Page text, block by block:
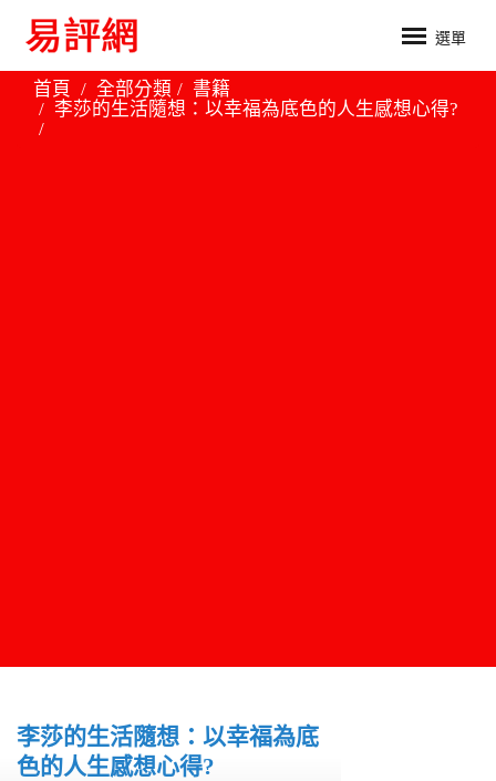
選單
首頁 全部分類
書籍
李莎的生活隨想：以幸福為底色的人生感想心得?
李莎的生活隨想：以幸福為底
色的人生感想心得?